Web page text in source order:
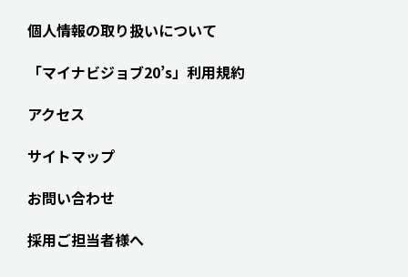
個人情報の取り扱いについて
「マイナビジョブ20’s」利用規約
アクセス
サイトマップ
お問い合わせ
採用ご担当者様へ